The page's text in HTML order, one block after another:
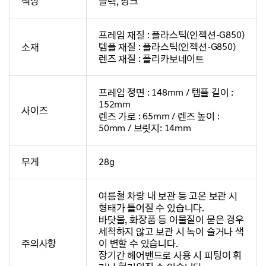
소재
프레임 재질 : 플라스틱(인젝션-G850)
템플 재질 : 플라스틱(인젝션-G850)
렌즈 재질 : 폴리카보네이트
사이즈
프레임 정면 : 148mm / 템플 길이 :
152mm
렌즈 가로 : 65mm / 렌즈 높이 :
50mm / 브릿지: 14mm
무게 28g
주의사항
여름철 차량 내 보관 등 고온 보관 시
형태가 틀어질 수 있습니다.
바닷물, 화장품 등 이물질이 묻은 경우
세척하지 않고 보관 시 녹이 슬거나 색
이 변할 수 있습니다.
장기간 헤어밴드로 사용 시 피팅이 휘